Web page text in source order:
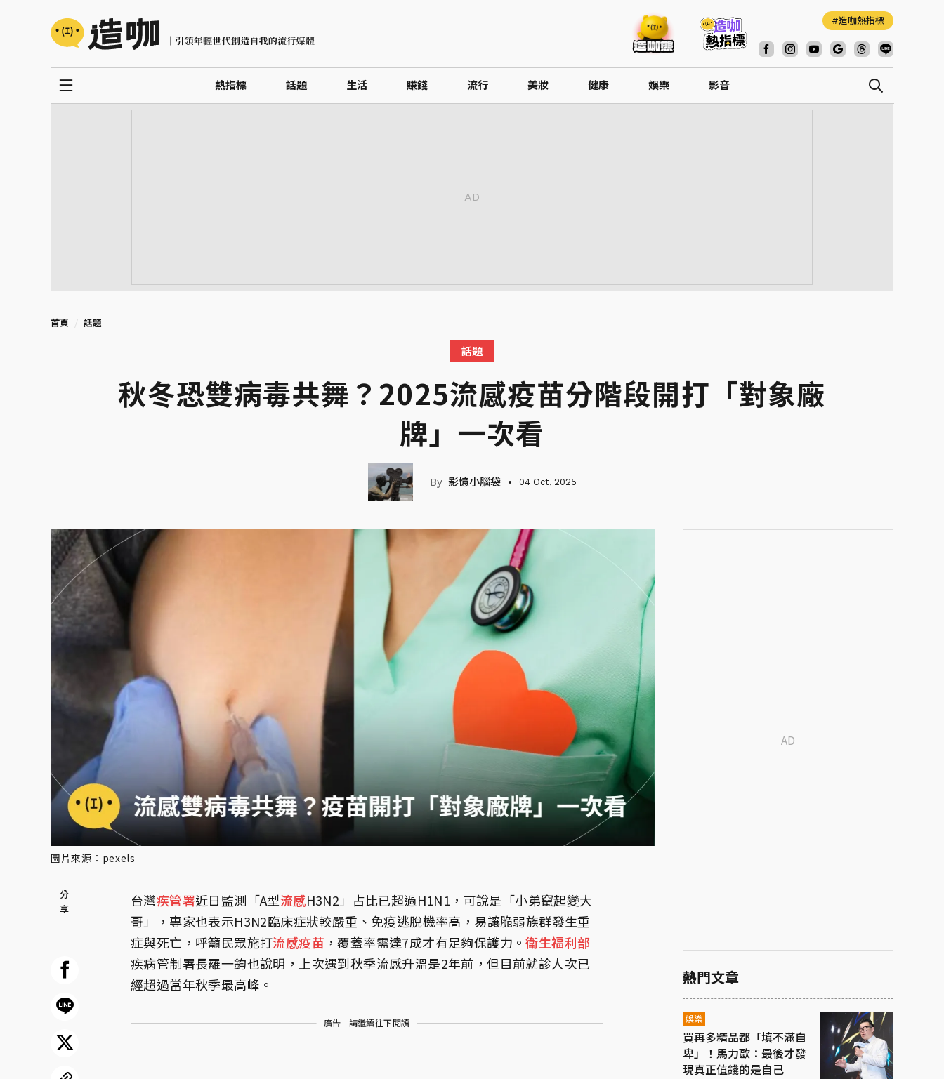
造咖熱指標
熱指標 話題 生活 賺錢 流行 美妝 健康 娛樂 影音
首頁 話題
話題
秋冬恐雙病毒共舞？2025流感疫苗分階段開打「對象廠
牌」一次看
影憶小腦袋 04 Oct, 2025
圖片來源：pexels
台灣疾管署近日監測「A型流感H3N2」占比已超過H1N1，可說是「小弟竄起變大
哥」，專家也表示H3N2臨床症狀較嚴重、免疫逃脫機率高，易讓脆弱族群發生重
症與死亡，呼籲民眾施打流感疫苗 ，覆蓋率需達7成才有足夠保護力。衛生福利部
疾病管制署長羅一鈞也說明，上次遇到秋季流感升溫是2年前，但目前就診人次已
經超過當年秋季最高峰。
廣告 - 請繼續往下閱讀
熱門文章
娛樂
買再多精品都「填不滿自
卑」！馬力歐：最後才發
現真正值錢的是自己